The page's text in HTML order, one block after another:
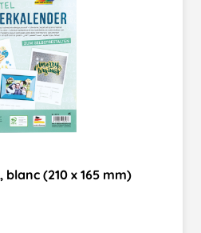
(210 x 165 mm)